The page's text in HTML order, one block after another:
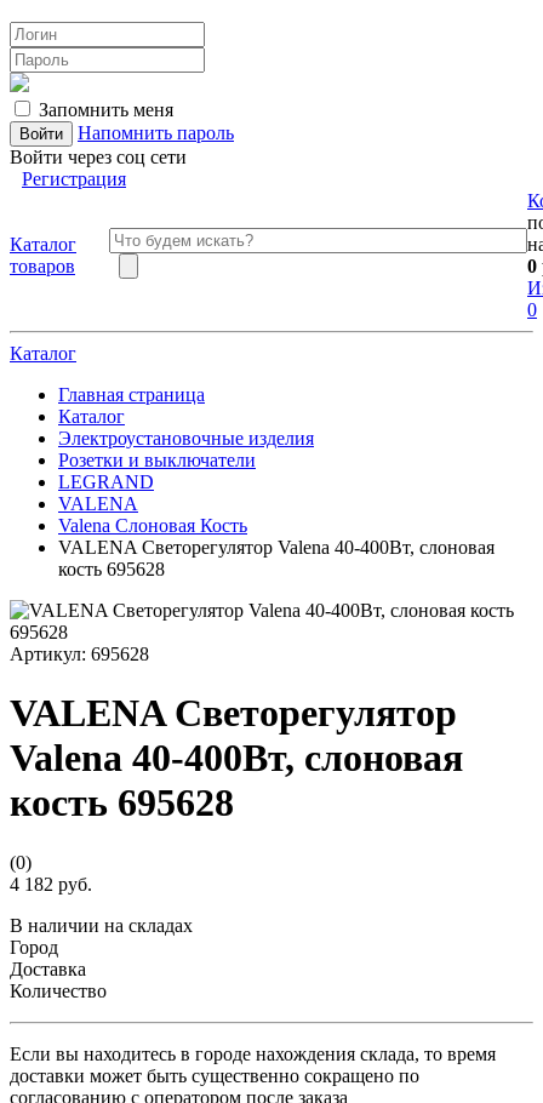
Запомнить меня
Напомнить пароль
Войти через соц сети
Регистрация
Каталог
товаров
0
0
Каталог
Главная страница
Каталог
Электроустановочные изделия
Розетки и выключатели
LEGRAND
VALENA
Valena Слоновая Кость
VALENA Светорегулятор Valena 40-400Вт, слоновая
кость 695628
Артикул: 695628
VALENA Светорегулятор
Valena 40-400Вт, слоновая
кость 695628
(0)
4 182 руб.
В наличии на складах
Город
Доставка
Количество
Если вы находитесь в городе нахождения склада, то время
доставки может быть существенно сокращено по
согласованию с оператором после заказа